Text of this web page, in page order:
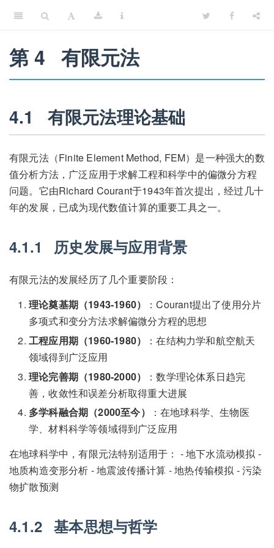
第 4 有限元法
4.1 有限元法理论基础
有限元法（Finite Element Method, FEM）是一种强大的数
值分析方法，广泛应用于求解工程和科学中的偏微分方程
问题。它由Richard Courant于1943年首次提出，经过几十
年的发展，已成为现代数值计算的重要工具之一。
4.1.1 历史发展与应用背景
有限元法的发展经历了几个重要阶段：
理论奠基期（1943-1960）
：Courant提出了使用分片
多项式和变分方法求解偏微分方程的思想
工程应用期（1960-1980）
：在结构力学和航空航天
领域得到广泛应用
理论完善期（1980-2000）
：数学理论体系日趋完
善，收敛性和误差分析取得重大进展
多学科融合期（2000至今）
：在地球科学、生物医
学、材料科学等领域得到广泛应用
在地球科学中，有限元法特别适用于： - 地下水流动模拟 -
地质构造变形分析 - 地震波传播计算 - 地热传输模拟 - 污染
物扩散预测
4.1.2 基本思想与哲学